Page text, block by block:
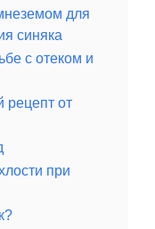
для
синяка
с отеком и
рецепт от
при